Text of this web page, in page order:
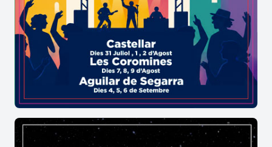
territori. Els records es fixen per sempre en la
memòria de qui visita La Fatarella.